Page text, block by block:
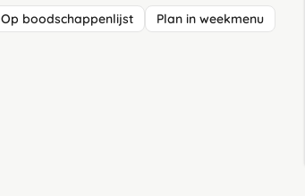
Op boodschappenlijst Plan in weekmenu